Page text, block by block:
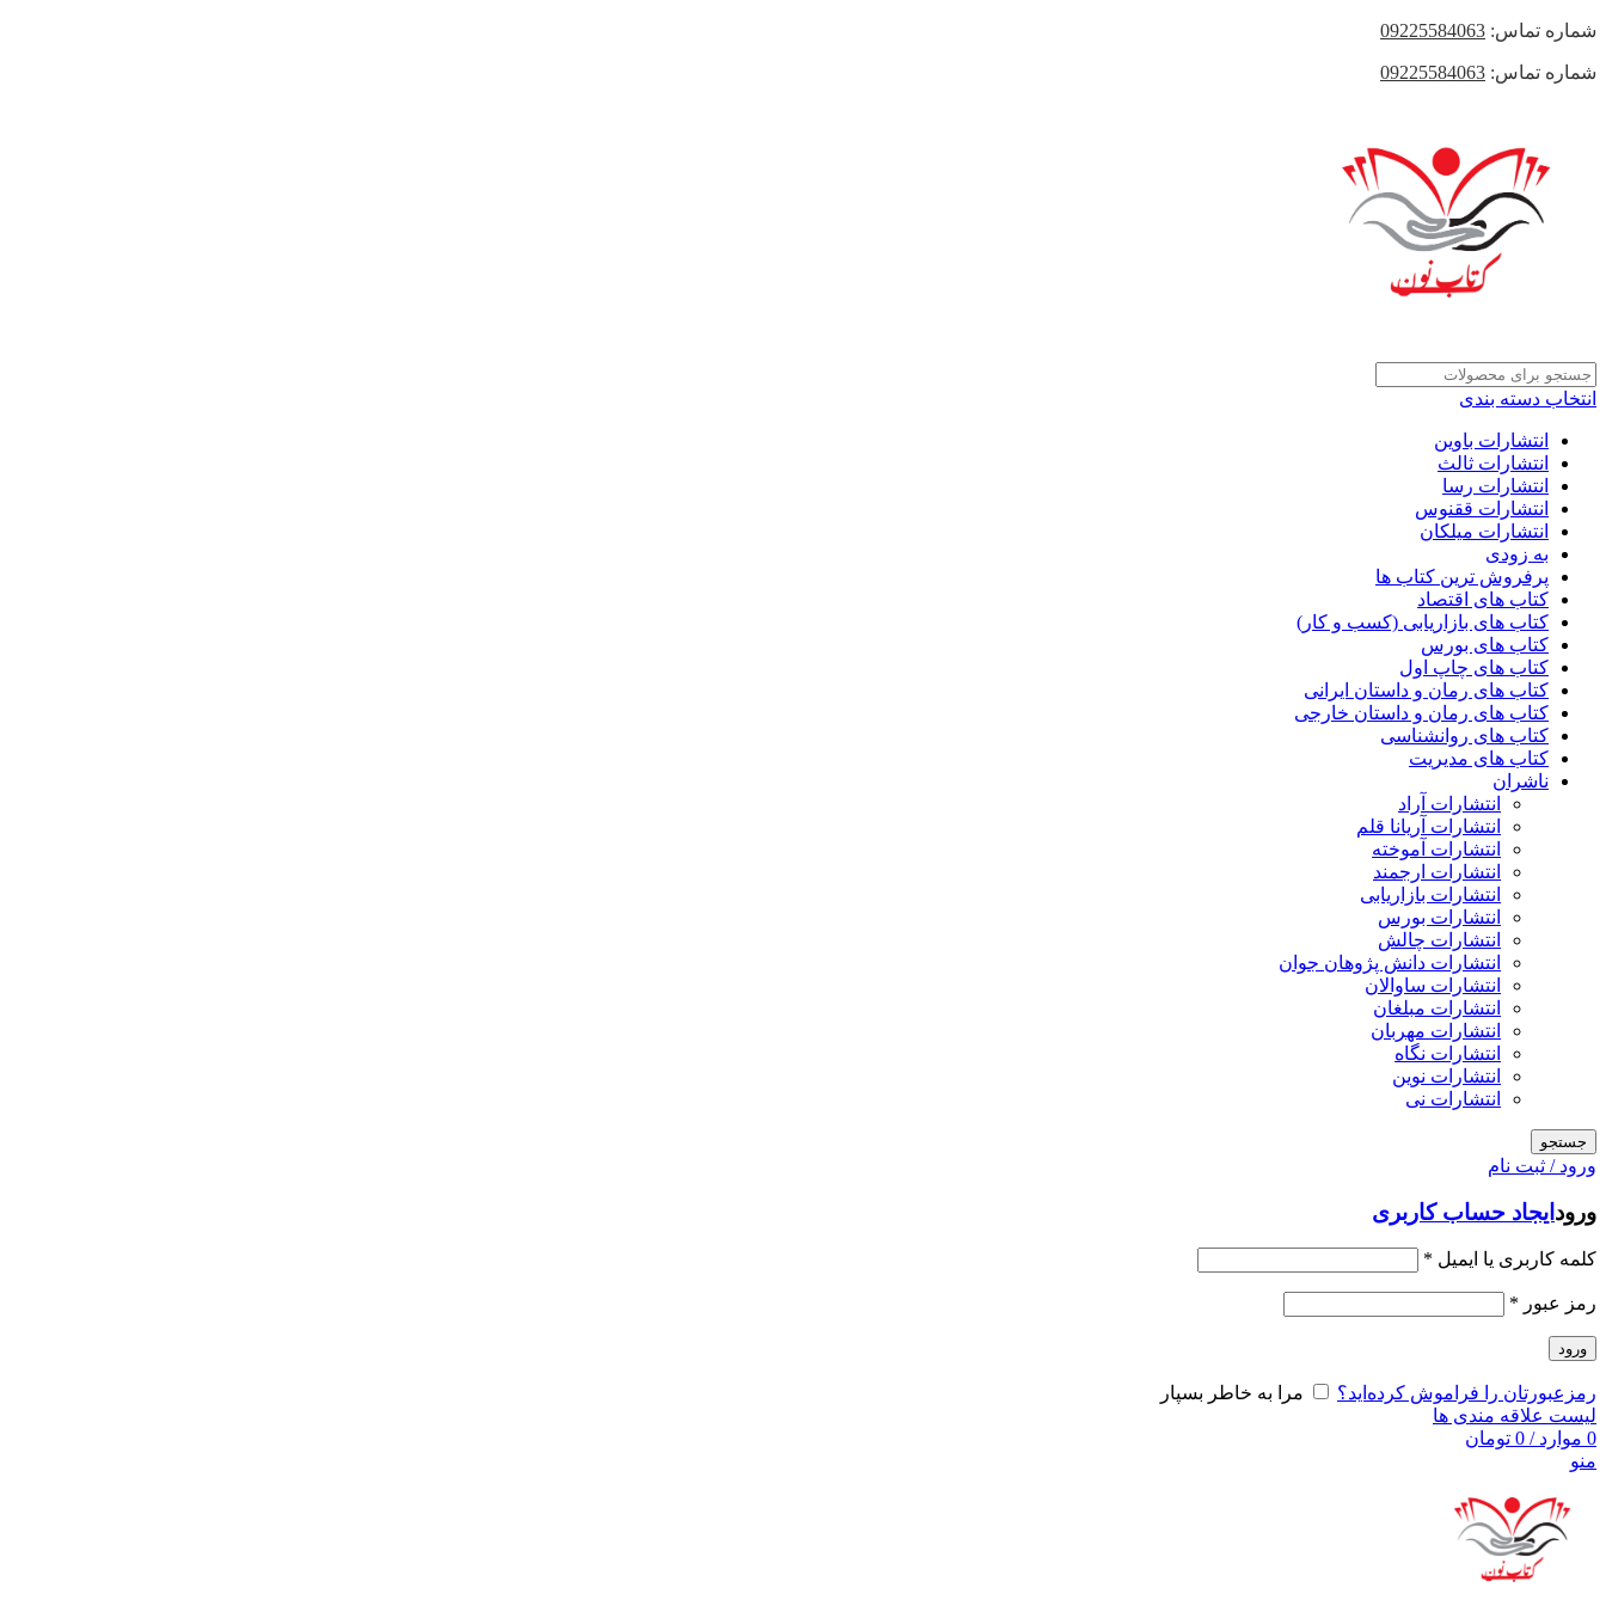
شماره تماس: 09225584063
شماره تماس: 09225584063
انتخاب دسته بندی
انتشارات باوین
انتشارات ثالث
انتشارات رسا
انتشارات ققنوس
انتشارات میلکان
به زودی
پرفروش ترین کتاب ها
کتاب های اقتصاد
کتاب های بازاریابی (کسب و کار)
کتاب های بورس
کتاب های چاپ اول
کتاب های رمان و داستان ایرانی
کتاب های رمان و داستان خارجی
کتاب های روانشناسی
کتاب های مدیریت
ناشران
انتشارات آراد
انتشارات آریانا قلم
انتشارات آموخته
انتشارات ارجمند
انتشارات بازاریابی
انتشارات بورس
انتشارات چالش
انتشارات دانش پژوهان جوان
انتشارات ساوالان
انتشارات مبلغان
انتشارات مهربان
انتشارات نگاه
انتشارات نوین
انتشارات نی
جستجو
ورود / ثبت نام
ورود ایجاد حساب کاربری
کلمه کاربری یا ایمیل *
رمز عبور *
ورود
رمزعبورتان را فراموش کرده‌اید؟
مرا به خاطر بسپار
لیست علاقه مندی ها
0 موارد /
0 تومان
منو